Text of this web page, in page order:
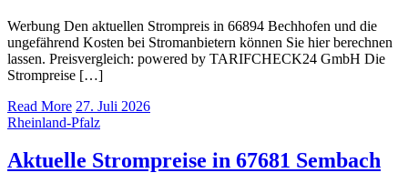
Werbung Den aktuellen Strompreis in 66894 Bechhofen und die
ungefährend Kosten bei Stromanbietern können Sie hier berechnen
lassen. Preisvergleich: powered by TARIFCHECK24 GmbH Die
Strompreise […]
Read More 27. Juli 2026
Rheinland-Pfalz
Aktuelle Strompreise in 67681 Sembach